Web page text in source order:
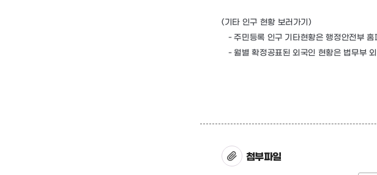
(기타 인구 현황 보러가기)
- 주민등록 인구 기타현황은 행정안전부
- 월별 확정공표된 외국인 현황은 법무부
첨부파일